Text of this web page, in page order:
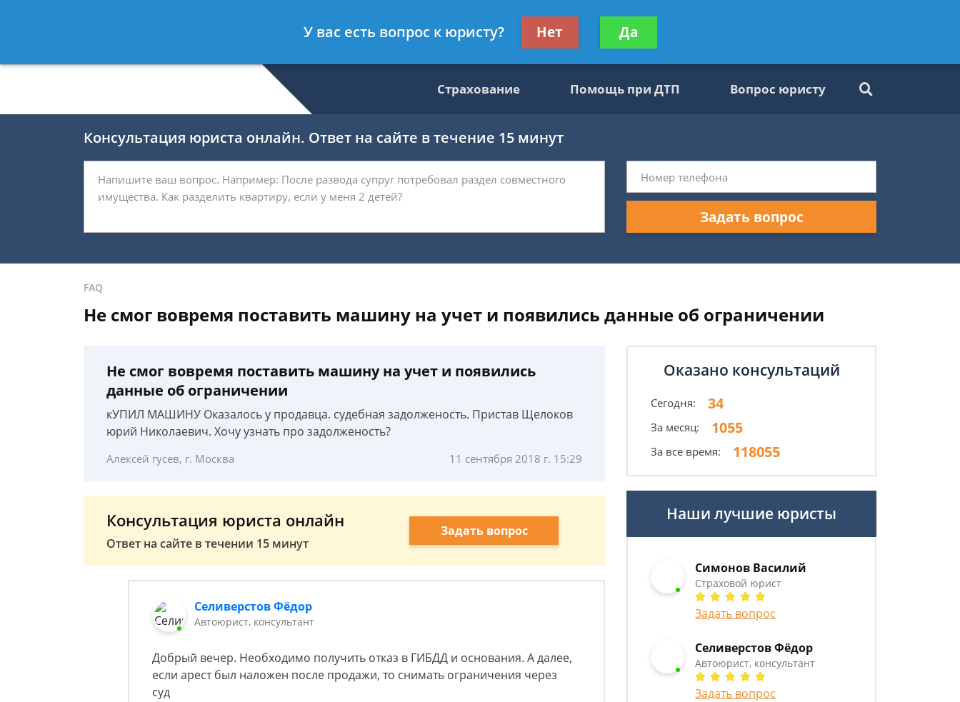
- Автоюрист, консультант
Получите консультацию
бесплатно
Страхование Помощь при ДТП Вопрос юристу
Консультация юриста онлайн. Ответ на сайте в течение 15 минут
Задать вопрос
FAQ
Не смог вовремя поставить машину на учет и появились данные об ограничении
Не смог вовремя поставить машину на учет и появились
данные об ограничении
кУПИЛ МАШИНУ Оказалось у продавца. судебная задолженость. Пристав Щелоков
юрий Николаевич. Хочу узнать про задолженость?
Алексей гусев, г. Москва 11 сентября 2018 г. 15:29
Консультация юриста онлайн
Ответ на сайте в течении 15 минут
Задать вопрос
Селиверстов Фёдор
Автоюрист, консультант
Добрый вечер. Необходимо получить отказ в ГИБДД и основания. А далее,
если арест был наложен после продажи, то снимать ограничения через
суд
Оказано консультаций
Сегодня: 34
За месяц: 1055
За все время: 118055
Наши лучшие юристы
Симонов Василий
Страховой юрист
Задать вопрос
Селиверстов Фёдор
Автоюрист, консультант
Задать вопрос
У вас есть вопрос к юристу? Нет Да